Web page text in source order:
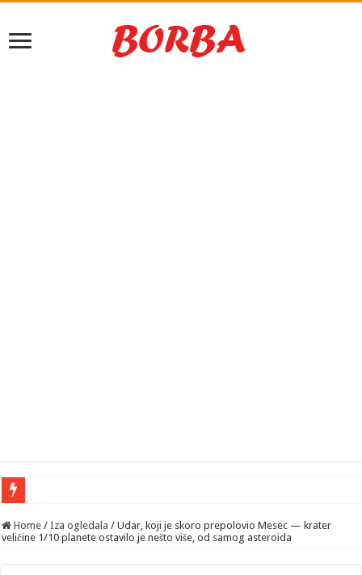
Home / Iza ogledala / Udar, koji je skoro prepolovio Mesec — krater
veličine 1/10 planete ostavilo je nešto više, od samog asteroida